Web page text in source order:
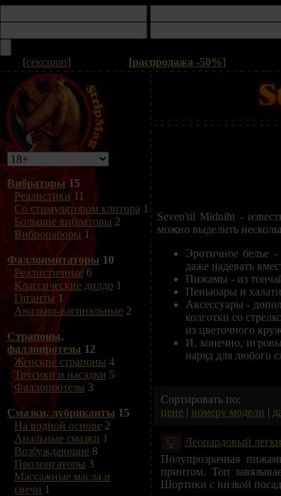
[сексшоп] [распродажа -50%]
Вибраторы 15
Реалистики 11
Со стимулятором клитора 1
Большие вибраторы 2
Вибронаборы 1
Фаллоимитаторы 10
Реалистичные6
Классические дилдо 1
Гиганты 1
Анально-вагинальные 2
Страпоны,
фаллопротезы 12
Женские страпоны 4
Трусики и насадки 5
Фаллопротезы 3
Смазки, лубриканты 15
На водной основе 2
Анальные смазки 1
Возбуждающие 8
Пролонгаторы 3
Массажные масла и
свечи 1
Seven'til Midniht -
можно выделить
Эротичное белье
даже надевать
Пижамы - из
Пеньюары и
Аксессуары -
колготки со
из цветочного
И, конечно,
наряд для любого
Сортировать по:
цене | номеру модели |
Леопардовый
Полупрозрачная
принтом. Топ
Шортики с низкой